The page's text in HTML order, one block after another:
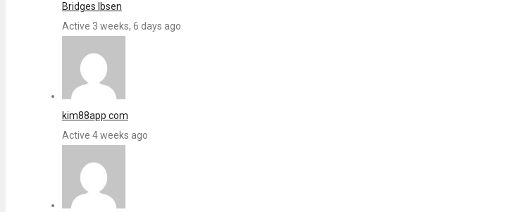
Bridges Ibsen
Active 3 weeks, 6 days ago
kim88app com
Active 4 weeks ago